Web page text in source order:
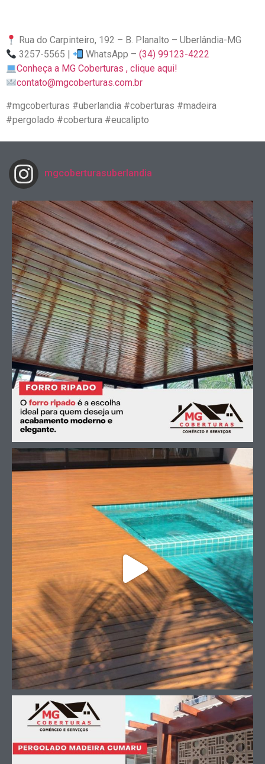
Rua do Carpinteiro, 192 – B. Planalto – Uberlândia-MG
3257-5565 |
WhatsApp –(34) 99123-4222
Conheça a MG Coberturas , clique aqui!
contato@mgcoberturas.com.br
#mgcoberturas #uberlandia #coberturas #madeira
#pergolado #cobertura #eucalipto
mgcoberturasuberlandia